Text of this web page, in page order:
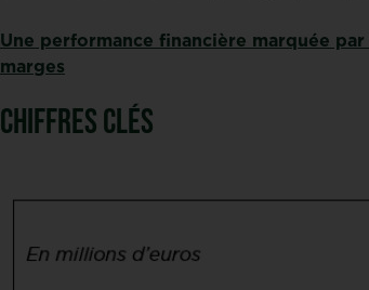
Une performance financière marquée
marges
Chiffres clés